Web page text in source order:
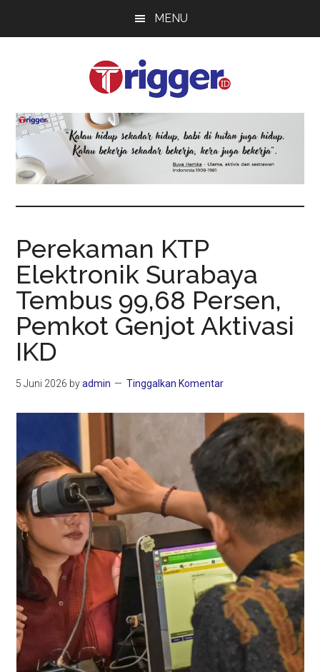
MENU
Trigger
Terkini
Perekaman KTP
Elektronik Surabaya
Tembus 99,68 Persen,
Pemkot Genjot Aktivasi
IKD
5 Juni 2026 byadmin Tinggalkan Komentar